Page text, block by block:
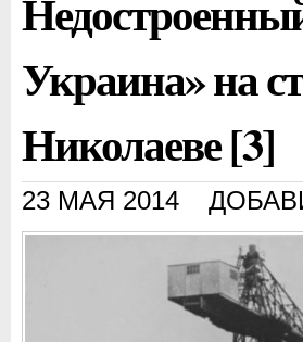
Украина» на
Николаеве [3]
23 МАЯ 2014